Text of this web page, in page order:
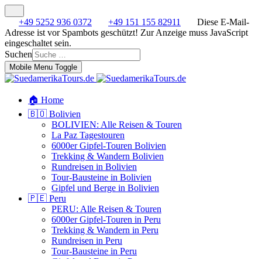
+49 5252 936 0372 +49 151 155 82911
Diese E-Mail-
Adresse ist vor Spambots geschützt! Zur Anzeige muss JavaScript
eingeschaltet sein.
Suchen
Mobile Menu Toggle
🏠 Home
🇧🇴 Bolivien
BOLIVIEN: Alle Reisen & Touren
La Paz Tagestouren
6000er Gipfel-Touren Bolivien
Trekking & Wandern Bolivien
Rundreisen in Bolivien
Tour-Bausteine in Bolivien
Gipfel und Berge in Bolivien
🇵🇪 Peru
PERU: Alle Reisen & Touren
6000er Gipfel-Touren in Peru
Trekking & Wandern in Peru
Rundreisen in Peru
Tour-Bausteine in Peru